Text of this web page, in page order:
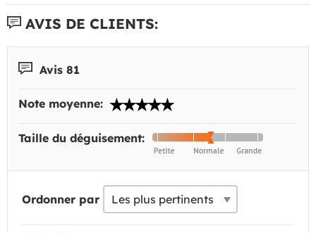
AVIS DE CLIENTS:
Avis 81
Note moyenne:
Taille du déguisement:
Ordonner par